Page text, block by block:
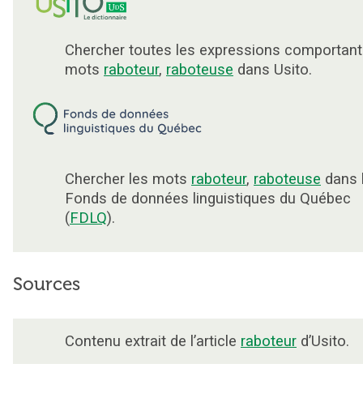
Chercher toutes les expressions
mots raboteur, raboteuse dans Usito.
Chercher les mots raboteur, raboteuse dans
Fonds de données linguistiques du Québec
(FDLQ).
Sources
Contenu extrait de l’article raboteur d’Usito.